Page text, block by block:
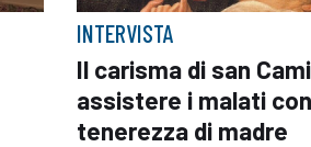
INTERVISTA
Il carisma di san
assistere i malati con
tenerezza di madre